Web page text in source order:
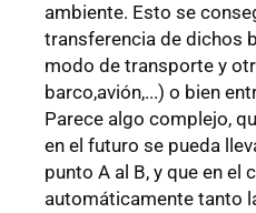
ambiente. Esto se
transferencia de dichos
modo de transporte y
barco,avión,...) o bien
Parece algo complejo,
en el futuro se pueda
punto A al B, y que en el
automáticamente tanto